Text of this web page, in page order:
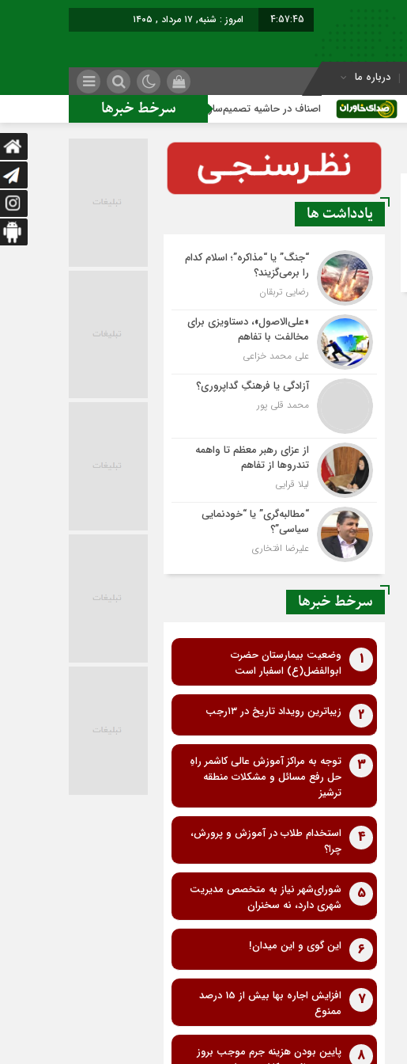
4:57:45 امروز : شنبه, ۱۷ مرداد , ۱۴۰۵
درباره ما
سرخط خبرها
اصناف در حاشیه تصمیم‌سازی؛ شهر بدون بازار به کجا می‌رسد؟
یادداشت ها
“جنگ” یا “مذاکره”؛ اسلام کدام
را برمی‌گزیند؟
رضایی تربقان
«علی‌الاصول»، دستاویزی برای
مخالفت با تفاهم
علی محمد خزاعی
آزادگی یا فرهنگِ گداپروری؟
محمد قلی پور
از عزای رهبر معظم تا واهمه
تندروها از تفاهم
لیلا قرایی
“مطالبه‌گری” یا “خودنمایی
سیاسی”؟
علیرضا افتخاری
سرخط خبرها
1
وضعیت بیمارستان حضرت
ابوالفضل(ع) اسفبار است
2 زیباترین رویداد تاریخ در ۱۳رجب
3
توجه به مراکز آموزش عالی کاشمر راهِ
حل رفع مسائل و مشکلات منطقه
ترشیز
4
استخدام طلاب در آموزش و پرورش،
چرا؟
5
شورای‌شهر نیاز به متخصص مدیریت
شهری دارد، نه سخنران
6 این گوی و این میدان!
7
افزایش اجاره بها بیش از 15 درصد
ممنوع
8
پایین بودن هزینه جرم موجب بروز